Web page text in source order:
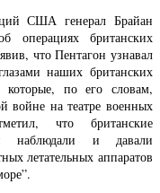
США генерал Брайан
операциях британских
что Пентагон узнавал
наших британских
которые, по его словам,
войне на театре военных
что британские
наблюдали и давали
летательных аппаратов